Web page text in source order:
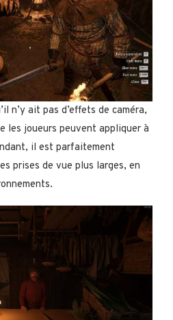
n’y ait pas d’effets de caméra,
les joueurs peuvent appliquer à
il est parfaitement
prises de vue plus larges, en